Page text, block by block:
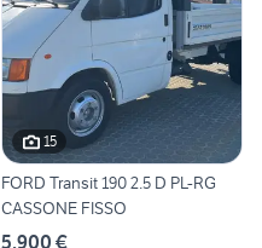
15
FORD Transit 190 2.5 D PL-RG
CASSONE FISSO
5.900 €